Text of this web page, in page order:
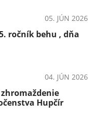
05. JÚN 2026
ročník behu , dňa
04. JÚN 2026
Hupčír